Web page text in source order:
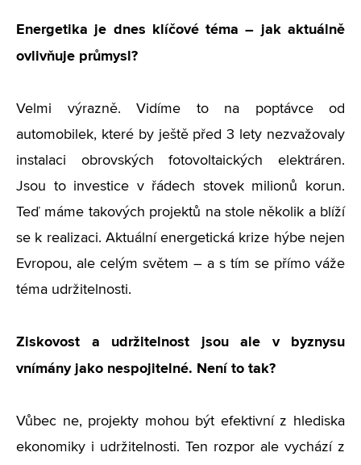
Energetika je dnes klíčové téma – jak aktuálně
ovlivňuje průmysl?
Velmi výrazně. Vidíme to na poptávce od
automobilek, které by ještě před 3 lety nezvažovaly
instalaci obrovských fotovoltaických elektráren.
Jsou to investice v řádech stovek milionů korun.
Teď máme takových projektů na stole několik a blíží
se k realizaci. Aktuální energetická krize hýbe nejen
Evropou, ale celým světem – a s tím se přímo váže
téma udržitelnosti.
Ziskovost a udržitelnost jsou ale v byznysu
vnímány jako nespojitelné. Není to tak?
Vůbec ne, projekty mohou být efektivní z hlediska
ekonomiky i udržitelnosti. Ten rozpor ale vychází z